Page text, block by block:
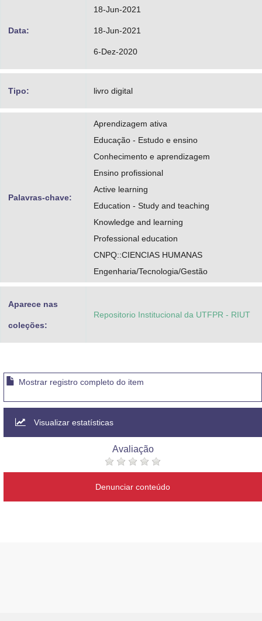
http://lattes.cnpq.br/0394414374162107
Mainginski, Fabio Edenei
http://orcid.org/0000-0001-9597-2715
http://lattes.cnpq.br/9710968314629252
Bacila, Maria Sílvia
https://orcid.org/0000-0003-0953-7106
Donato, Sueli Pereira
https://orcid.org/0000-0002-2759-5900
http://lattes.cnpq.br/0201518990353008
Data:
18-Jun-2021
18-Jun-2021
6-Dez-2020
Tipo: livro digital
Palavras-chave:
Aprendizagem ativa
Educação - Estudo e ensino
Conhecimento e aprendizagem
Ensino profissional
Active learning
Education - Study and teaching
Knowledge and learning
Professional education
CNPQ::CIENCIAS HUMANAS
Engenharia/Tecnologia/Gestão
Aparece nas
coleções:
Repositorio Institucional da UTFPR - RIUT
Mostrar registro completo do item
Visualizar estatísticas
Avaliação
Denunciar conteúdo